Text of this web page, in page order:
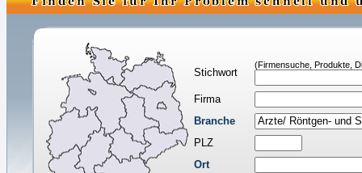
Stichwort
(Firmensuche, Produkte,
Firma
Branche
PLZ
Ort